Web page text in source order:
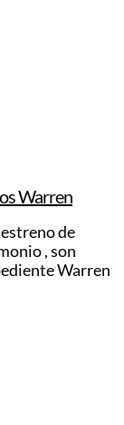
Warren
de
, son
Warren